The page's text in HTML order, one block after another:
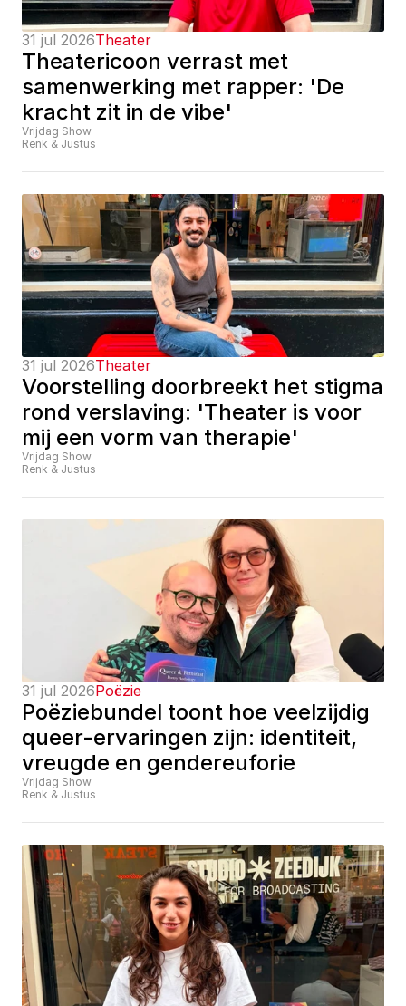
31 jul 2026Theater
Theatericoon verrast met
samenwerking met rapper: 'De
kracht zit in de vibe'
Vrijdag Show
Renk & Justus
31 jul 2026Theater
Voorstelling doorbreekt het stigma
rond verslaving: 'Theater is voor
mij een vorm van therapie'
Vrijdag Show
Renk & Justus
31 jul 2026Poëzie
Poëziebundel toont hoe veelzijdig
queer-ervaringen zijn: identiteit,
vreugde en gendereuforie
Vrijdag Show
Renk & Justus